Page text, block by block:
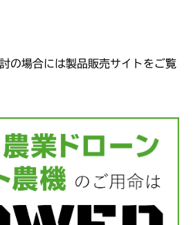
の場合には製品販売サイトをご覧